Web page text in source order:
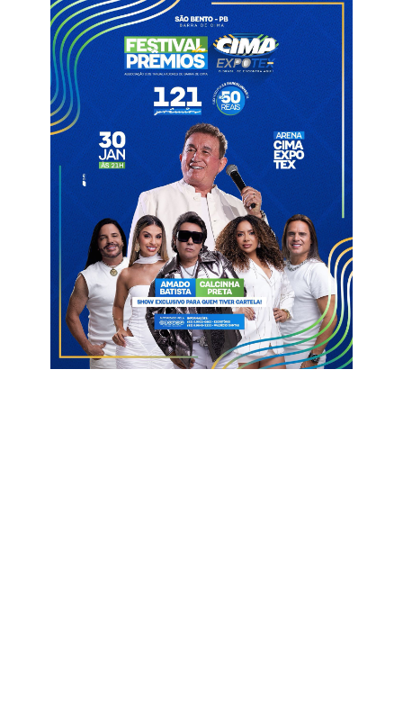
de julho.
Cajazeirinhas R$ 1.058.318,54
Condado R$ 1.058.318,54
Lagoa R$ 1.058.318,54
Paulista R$ 1.411.092,53
Pombal R$ 2.822.183,41
São Bentinho R$ 1.058.318,54
São Domingos R$ 1.058.318,54
Vista Serrana R$ 1.058.318,54